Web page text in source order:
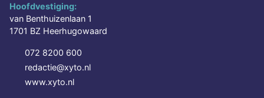
Hoofdvestiging:
van Benthuizenlaan 1
1701 BZ Heerhugowaard
072 8200 600
redactie@xyto.nl
www.xyto.nl